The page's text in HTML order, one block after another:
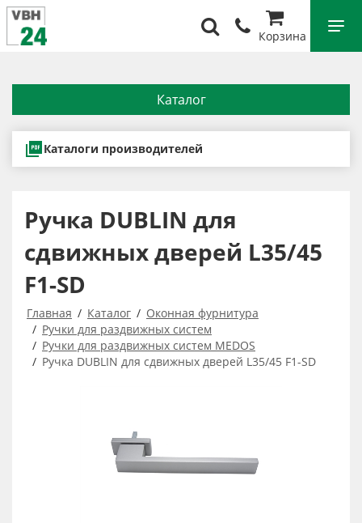
Корзина
Каталог
Каталоги производителей
Ручка DUBLIN для
сдвижных дверей L35/45
F1-SD
Главная Каталог
Оконная фурнитура
Ручки для раздвижных систем
Ручки для раздвижных систем MEDOS
Ручка DUBLIN для сдвижных дверей L35/45 F1-SD